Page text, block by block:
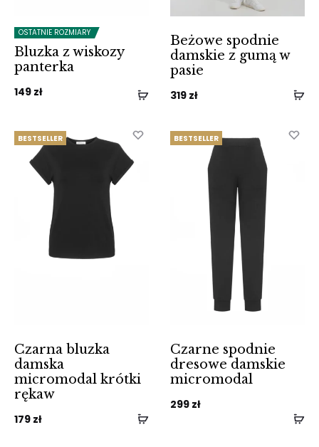
OSTATNIE ROZMIARY
Bluzka z wiskozy
panterka
149 zł
Beżowe spodnie
damskie z gumą w
pasie
319 zł
BESTSELLER
Czarna bluzka
damska
micromodal krótki
rękaw
179 zł
BESTSELLER
Czarne spodnie
dresowe damskie
micromodal
299 zł